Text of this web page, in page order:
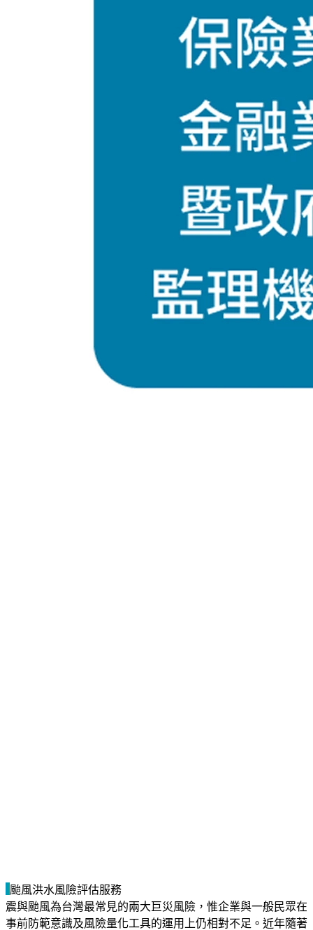
颱風洪水風險評估服務
震與颱風為台灣最常見的兩大巨災風險，惟企業與一般民眾在
事前防範意識及風險量化工具的運用上仍相對不足。近年隨著